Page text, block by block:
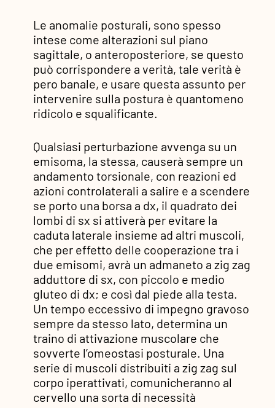
Le anomalie posturali, sono spesso
intese come alterazioni sul piano
sagittale, o anteroposteriore, se questo
può corrispondere a verità, tale verità è
pero banale, e usare questa assunto per
intervenire sulla postura è quantomeno
ridicolo e squalificante.
Qualsiasi perturbazione avvenga su un
emisoma, la stessa, causerà sempre un
andamento torsionale, con reazioni ed
azioni controlaterali a salire e a scendere
se porto una borsa a dx, il quadrato dei
lombi di sx si attiverà per evitare la
caduta laterale insieme ad altri muscoli,
che per effetto delle cooperazione tra i
due emisomi, avrà un admaneto a zig zag
adduttore di sx, con piccolo e medio
gluteo di dx; e così dal piede alla testa.
Un tempo eccessivo di impegno gravoso
sempre da stesso lato, determina un
traino di attivazione muscolare che
sovverte l’omeostasi posturale. Una
serie di muscoli distribuiti a zig zag sul
corpo iperattivati, comunicheranno al
cervello una sorta di necessità